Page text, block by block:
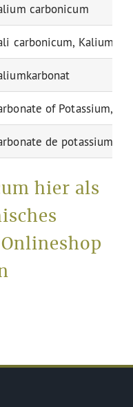
carbonicum
carbonicum, Kalium
of Potassium,
de potassium
hier als